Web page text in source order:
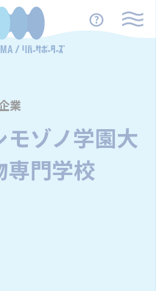
業
ゾノ学園大
専門学校